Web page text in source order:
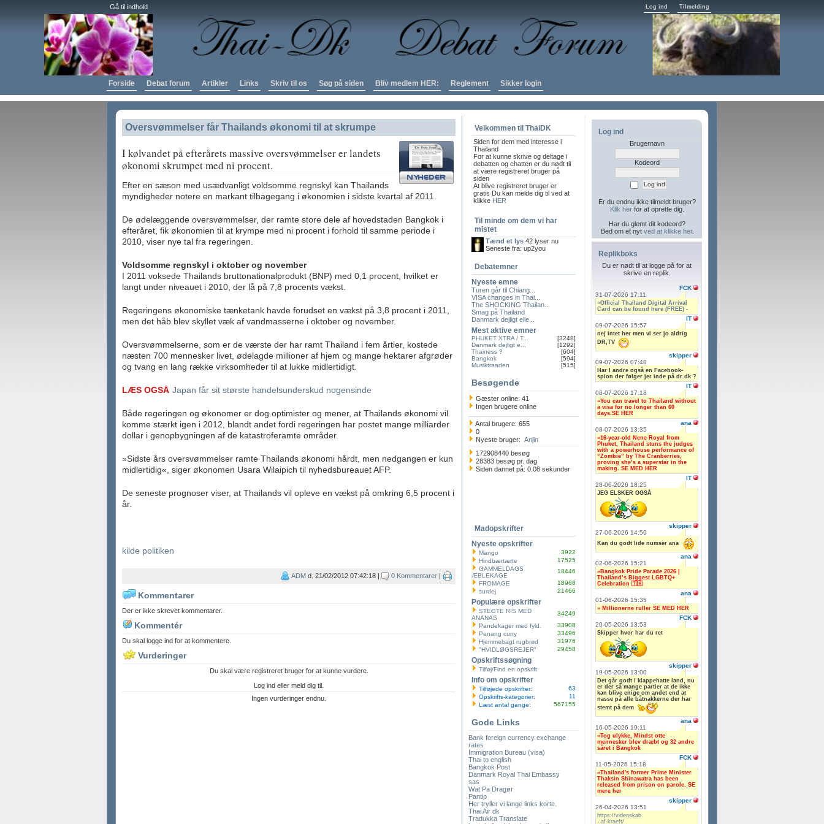
Gå til indhold Log ind Tilmelding
Forside Debat forum Artikler Links Skriv til os Søg på siden Bliv medlem HER: Reglement Sikker login
Oversvømmelser får Thailands økonomi til at skrumpe
I kølvandet på efterårets massive oversvømmelser er landets
økonomi skrumpet med ni procent.
Efter en sæson med usædvanligt voldsomme regnskyl kan Thailands
myndigheder notere en markant tilbagegang i økonomien i sidste kvartal af 2011.
De ødelæggende oversvømmelser, der ramte store dele af hovedstaden Bangkok i
efteråret, fik økonomien til at krympe med ni procent i forhold til samme periode i
2010, viser nye tal fra regeringen.
Voldsomme regnskyl i oktober og november
I 2011 voksede Thailands bruttonationalprodukt (BNP) med 0,1 procent, hvilket er
langt under niveauet i 2010, der lå på 7,8 procents vækst.
Regeringens økonomiske tænketank havde forudset en vækst på 3,8 procent i 2011,
men det håb blev skyllet væk af vandmasserne i oktober og november.
Oversvømmelserne, som er de værste der har ramt Thailand i fem årtier, kostede
næsten 700 mennesker livet, ødelagde millioner af hjem og mange hektarer afgrøder
og tvang en lang række virksomheder til at lukke midlertidigt.
LÆS OGSÅ Japan får sit største handelsunderskud nogensinde
Både regeringen og økonomer er dog optimister og mener, at Thailands økonomi vil
komme stærkt igen i 2012, blandt andet fordi regeringen har postet mange milliarder
dollar i genopbygningen af de katastroferamte områder.
»Sidste års oversvømmelser ramte Thailands økonomi hårdt, men nedgangen er kun
midlertidig«, siger økonomen Usara Wilaipich til nyhedsbureauet AFP.
De seneste prognoser viser, at Thailands vil opleve en vækst på omkring 6,5 procent i
år.
kilde politiken
ADM d. 21/02/2012 07:42:18 | 0 Kommentarer |
Kommentarer
Der er ikke skrevet kommentarer.
Kommentér
Du skal logge ind for at kommentere.
Vurderinger
Du skal være registreret bruger for at kunne vurdere.
Log ind eller meld dig til.
Ingen vurderinger endnu.
Velkommen til ThaiDK
Siden for dem med interesse i
Thailand
For at kunne skrive og deltage i
debatten og chatten er du nødt til
at være registreret bruger på
siden
At blive registreret bruger er
gratis Du kan melde dig til ved at
klikke HER
Til minde om dem vi har
mistet
Tænd et lys 42 lyser nu
Seneste fra: up2you
Debatemner
Nyeste emne
Turen går til Chiang...
VISA changes in Thai...
The SHOCKING Thailan...
Smag på Thailand
Danmark dejligt elle...
Mest aktive emner
PHUKET XTRA / T...
[3248]
Danmark dejligt e...
[1292]
Thainess ?
[604]
Bangkok
[594]
Musiktraaden
[515]
Besøgende
Gæster online: 41
Ingen brugere online
Antal brugere: 655
0
Nyeste bruger: Anjin
172908440 besøg
28383 besøg pr. dag
Siden dannet på: 0.08 sekunder
Madopskrifter
Nyeste opskrifter
Mango
3922
Hindbærtærte
17525
GAMMELDAGS
ÆBLEKAGE
18446
FROMAGE
18968
surdej
21466
Populære opskrifter
STEGTE RIS MED
ANANAS
34249
Pandekager med fyld.
33908
Penang curry
33496
Hjemmebagt rugbrød
31976
"HVIDLØGSREJER"
29458
Opskriftssøgning
Tilføj/Find en opskrift
Info om opskrifter
Tilføjede opskrifter:
63
Opskrifts-kategorier:
11
Læst antal gange:
567155
Gode Links
Bank foreign currency exchange
rates
Immigration Bureau (visa)
Thai to english
Bangkok Post
Danmark Royal Thai Embassy
sas
Wat Pa Dragør
Pantip
Her tryller vi lange links korte.
Thai Air dk
Tradukka Translate
Log ind
Brugernavn
Kodeord
Er du endnu ikke tilmeldt bruger?
Klik her for at oprette dig.
Har du glemt dit kodeord?
Bed om et nyt ved at klikke her.
Replikboks
Du er nødt til at logge på for at
skrive en replik.
FCK
31-07-2026 17:11
»Official Thailand Digital Arrival
Card can be found here (FREE) -
IT
09-07-2026 15:57
nej intet her men vi ser jo aldrig
DR,TV
skipper
09-07-2026 07:48
Har I andre også en Facebook-
spion der følger jer inde på dr.dk ?
IT
08-07-2026 17:18
»You can travel to Thailand without
a visa for no longer than 60
days.SE HER
ana
08-07-2026 13:35
»16-year-old Nene Royal from
Phuket, Thailand stuns the judges
with a powerhouse performance of
“Zombie” by The Cranberries,
proving she’s a superstar in the
making. SE MED HER
IT
28-06-2026 18:25
JEG ELSKER OGSÅ
skipper
27-06-2026 14:59
Kan du godt lide numser ana
ana
02-06-2026 15:21
»Bangkok Pride Parade 2026 |
Thailand’s Biggest LGBTQ+
Celebration 🇹🇭
ana
01-06-2026 15:35
» Millionerne ruller SE MED HER
FCK
20-05-2026 13:53
Skipper hvor har du ret
skipper
19-05-2026 13:00
Det går godt i klappehatte land, nu
er der så mange partier at de ikke
kan blive enige om andet end at
nasse på alle båtnakkerne der har
stemt på dem
ana
16-05-2026 19:11
»Tog ulykke, Mindst otte
mennesker blev dræbt og 32 andre
såret i Bangkok
FCK
11-05-2026 15:18
»Thailand's former Prime Minister
Thaksin Shinawatra has been
released from prison on parole. SE
mere her
skipper
26-04-2026 13:51
https://videnskab.
..af-kraeft/